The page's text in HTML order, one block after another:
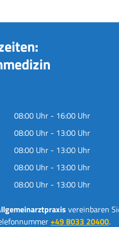
08:00 Uhr - 16:00 Uhr
08:00 Uhr - 13:00 Uhr
08:00 Uhr - 13:00 Uhr
08:00 Uhr - 13:00 Uhr
08:00 Uhr - 13:00 Uhr
vereinbaren
+49 8033 20400.